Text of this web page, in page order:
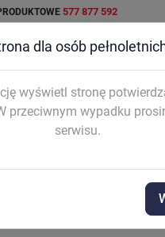
577 877 592
INTEGRAL
Longfill
dla osób
wyświetl stronę
przeciwnym wypadku
serwisu.